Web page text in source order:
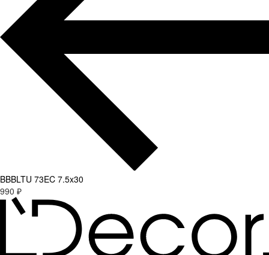
BBBLTU 73EC 7.5x30
990 ₽